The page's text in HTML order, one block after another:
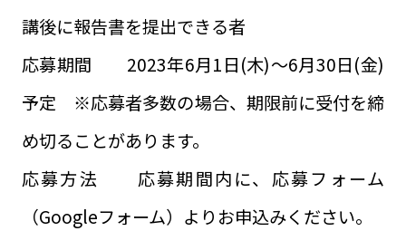
講後に報告書を提出できる者
応募期間 2023年6月1日(木)～6月30日(金)
予定 ※応募者多数の場合、期限前に受付を締
め切ることがあります。
応募方法 応募期間内に、応募フォーム
（Googleフォーム）よりお申込みください。